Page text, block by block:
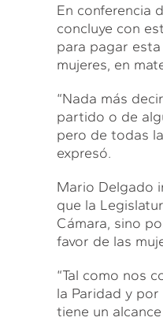
En conferencia
concluye con
para pagar
mujeres, en
“Nada más
partido o de
pero de todas
expresó.
Mario Delgado
que la
Cámara, sino
favor de las
“Tal como nos
la Paridad y
tiene un